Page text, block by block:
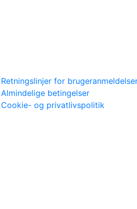
Retningslinjer for
Almindelige betingelser
Cookie- og privatlivspolitik